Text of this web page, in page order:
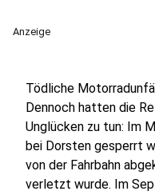
Anzeige
Tödliche
Dennoch hatten die
Unglücken zu tun: Im
bei Dorsten gesperrt
von der Fahrbahn
verletzt wurde. Im